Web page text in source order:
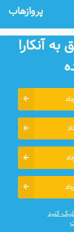
پروازهاب
آنکارا
کنید